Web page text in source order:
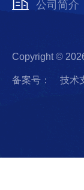
公司简介
Copyright ©
备案号： 技术